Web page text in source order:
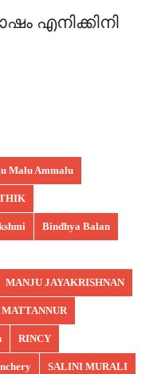
എനിക്കിനി
Malu Ammalu
Bindhya Balan
MANJU JAYAKRISHNAN
RINCY
SALINI MURALI